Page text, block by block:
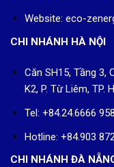
Website: eco-
CHI NHÁNH HÀ NỘI
Căn SH15, Tầng 3,
K2, P. Từ Liêm, TP.
Tel: +84.24.6666
Hotline: +84.903
CHI NHÁNH ĐÀ